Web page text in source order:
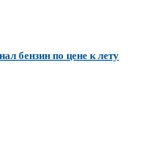
бензин по цене к лету